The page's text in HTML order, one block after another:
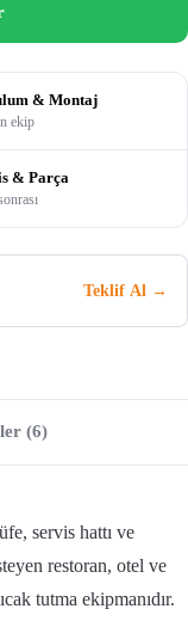
& Montaj
ekip
& Parça
Teklif Al →
(6)
servis hattı ve
restoran, otel ve
tutma ekipmanıdır.